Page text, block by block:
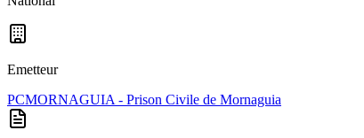
Emetteur
PCMORNAGUIA - Prison Civile de Mornaguia